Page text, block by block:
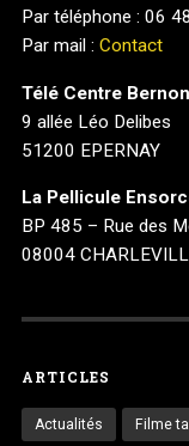
Par téléphone : 06
Par mail : Contact
Télé Centre Bernon
9 allée Léo Delibes
51200 EPERNAY
La Pellicule
BP 485 – Rue des
08004
ARTICLES
Actualités Filme